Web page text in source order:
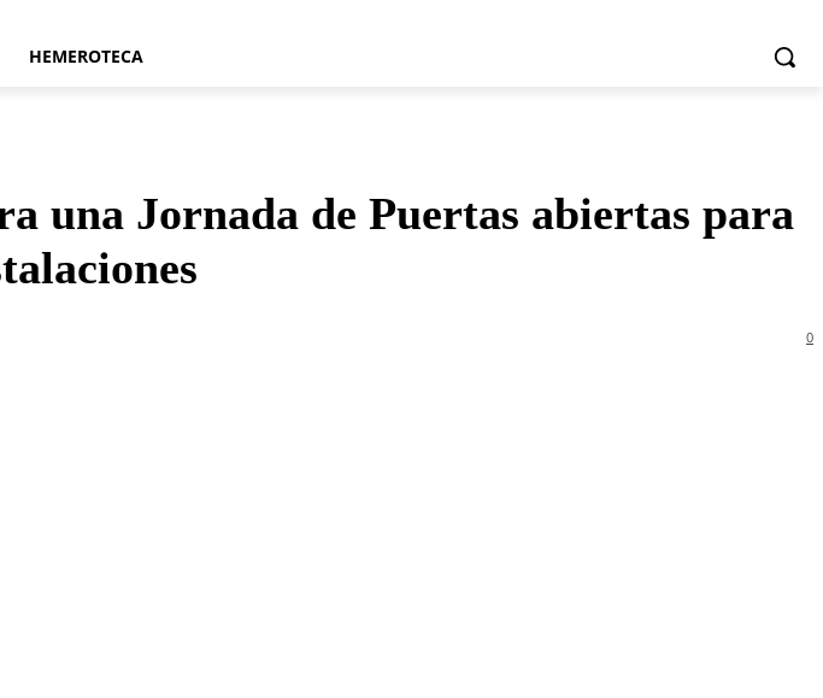
HEMEROTECA
una Jornada de Puertas abiertas para
0